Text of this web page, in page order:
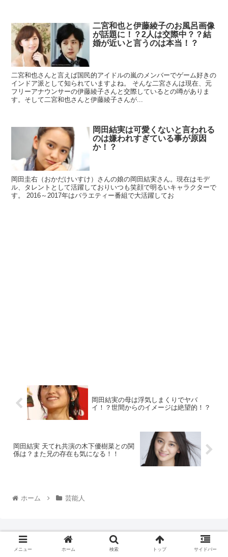
二宮和也と伊藤綾子のお風呂画像
が話題に！？2人は交際中？？結
婚が近いと言うのは本当！？
二宮和也さんと言えば国民的アイドルの嵐のメンバーでゲーム好きの
インドア派として知られていますよね。 そんな二宮さんは現在、元
フリーアナウンサーの伊藤綾子さんと交際しているとの噂がありま
す。そして二宮和也さんと伊藤綾子さんが...
岡田結実は可愛くないと言われる
のは嫌われすぎている事が原因
か！？
岡田圭右（おかだけいすけ）さんの娘の岡田結実さん。現在はモデ
ル、タレントとして活躍しておりいつも笑顔で明るいキャラクターで
す。 2016～2017年はバラエティー番組で大活躍してお
岡田結実の母は浮気しまくりでヤバ
イ！？世間からのイメージは絶望的！？
岡田結実 天てれ共演の木下優樹菜との関
係は？また兄の存在も気になる！！
ホーム 芸能人
メニュー ホーム 検索 トップ サイドバー